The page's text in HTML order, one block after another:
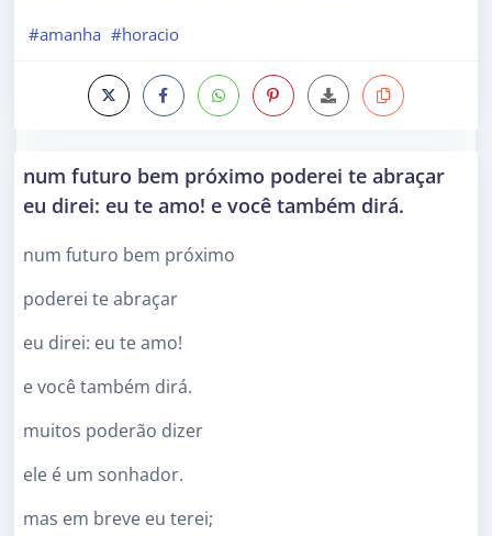
#amanha #horacio
num futuro bem próximo poderei te abraçar
eu direi: eu te amo! e você também dirá.
num futuro bem próximo
poderei te abraçar
eu direi: eu te amo!
e você também dirá.
muitos poderão dizer
ele é um sonhador.
mas em breve eu terei;